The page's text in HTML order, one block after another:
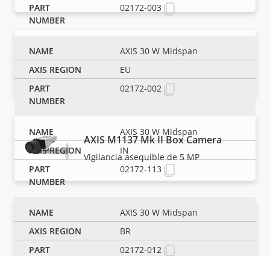
AXIS M1135-E Mk II Box Camera
Vigilancia asequible de 2 MP para
exteriores
AXIS M1137 Mk II Box Camera
Vigilancia asequible de 5 MP
AXIS M1137-E Mk II Box Camera
Vigilancia asequible de 5 MP para
exteriores
02172-003
AXIS 30 W Midspan
EU
02172-002
AXIS 30 W Midspan
IN
02172-113
AXIS 30 W Midspan
BR
02172-012